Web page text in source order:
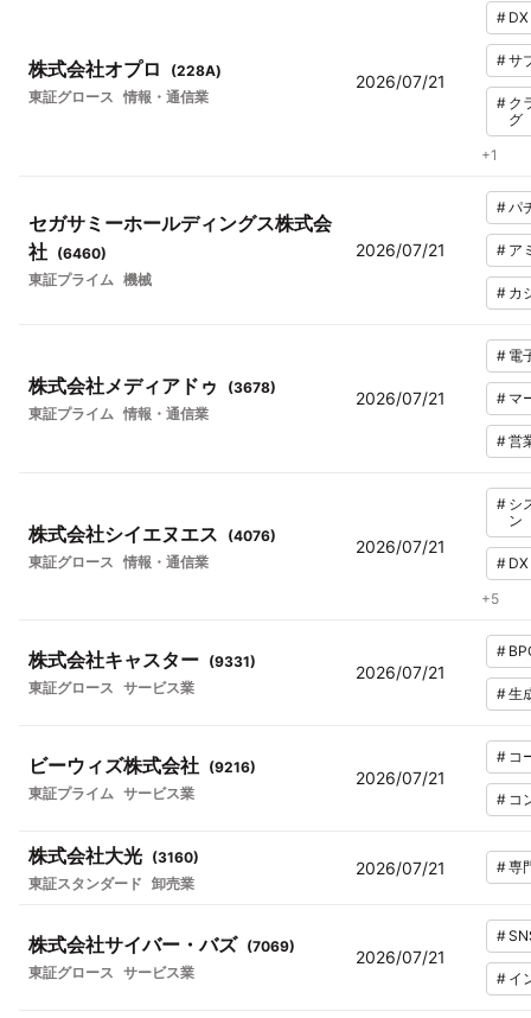
株式会社オプロ (228A)
東証グロース 情報・通信業
2026/07/21
# DX
#サ
# ク
グ
+1
セガサミーホールディングス株式会
社 (6460)
東証プライム 機械
2026/07/21
#パ
# ア
# カ
株式会社メディアドゥ (3678)
東証プライム 情報・通信業
2026/07/21
# 電
# マ
#営
株式会社シイエヌエス (4076)
東証グロース 情報・通信業
2026/07/21
# シ
ン
# DX
+5
株式会社キャスター (9331)
東証グロース サービス業
2026/07/21
#
#生
ビーウィズ株式会社 (9216)
東証プライム サービス業
2026/07/21
# コ
# コ
株式会社大光 (3160)
東証スタンダード 卸売業
2026/07/21 #専
株式会社サイバー・バズ (7069)
東証グロース サービス業
2026/07/21
#
# イ